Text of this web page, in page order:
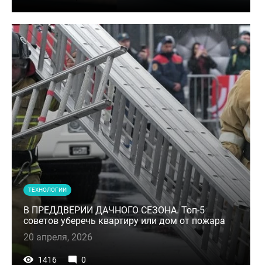
ТЕХНОЛОГИИ
В ПРЕДДВЕРИИ ДАЧНОГО СЕЗОНА. Топ-5
советов уберечь квартиру или дом от пожара
20 апреля, 2026
1416 0